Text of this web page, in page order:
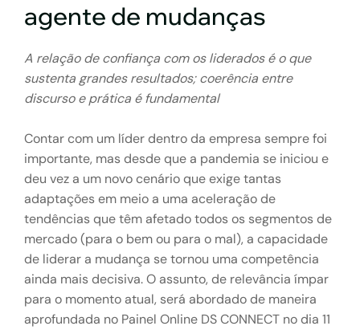
agente de mudanças
A relação de confiança com os liderados é o que
sustenta grandes resultados; coerência entre
discurso e prática é fundamental
Contar com um líder dentro da empresa sempre foi
importante, mas desde que a pandemia se iniciou e
deu vez a um novo cenário que exige tantas
adaptações em meio a uma aceleração de
tendências que têm afetado todos os segmentos de
mercado (para o bem ou para o mal), a capacidade
de liderar a mudança se tornou uma competência
ainda mais decisiva. O assunto, de relevância ímpar
para o momento atual, será abordado de maneira
aprofundada no Painel Online DS CONNECT no dia 11